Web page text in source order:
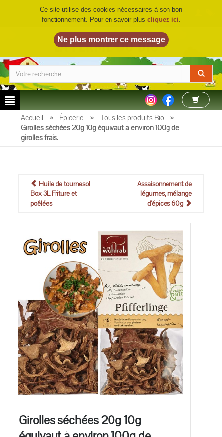
LA FERME DU BIO©
Accueil » Épicerie » Tous les produits Bio
»
Girolles séchées 20g 10g équivaut à environ 100g de
girolles frais.
Huile de tournesol
Box 3L Friture et
poêlées
Assaisonnement de
légumes, mélange
d'épices 60g
Girolles séchées 20g 10g
Ce site utilise des cookies nécessaires à son bon
fonctionnement. Pour en savoir plus cliquez ici.